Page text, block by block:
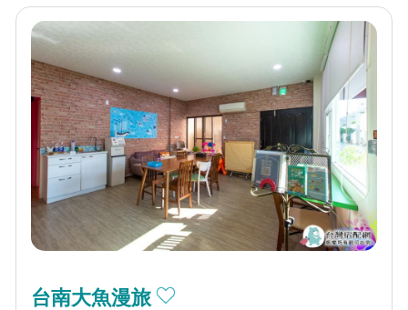
台南大魚漫旅